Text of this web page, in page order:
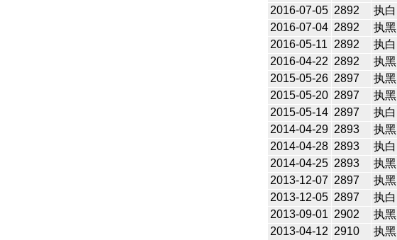
2016-07-05 2892 执白
2016-07-04 2892 执黑
2016-05-11
2892 执白
2016-04-22 2892 执黑
2015-05-26 2897 执黑
2015-05-20 2897 执黑
2015-05-14 2897 执白
2014-04-29 2893 执黑
2014-04-28 2893 执白
2014-04-25 2893 执黑
2013-12-07 2897 执黑
2013-12-05 2897 执白
2013-09-01 2902 执黑
2013-04-12 2910 执黑